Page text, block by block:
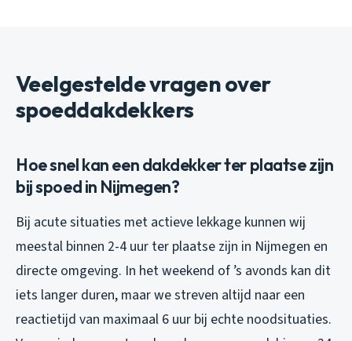
Veelgestelde vragen over
spoeddakdekkers
Hoe snel kan een dakdekker ter plaatse zijn
bij spoed in Nijmegen?
Bij acute situaties met actieve lekkage kunnen wij
meestal binnen 2-4 uur ter plaatse zijn in Nijmegen en
directe omgeving. In het weekend of ’s avonds kan dit
iets langer duren, maar we streven altijd naar een
reactietijd van maximaal 6 uur bij echte noodsituaties.